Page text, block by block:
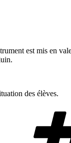
est mis en
des élèves.